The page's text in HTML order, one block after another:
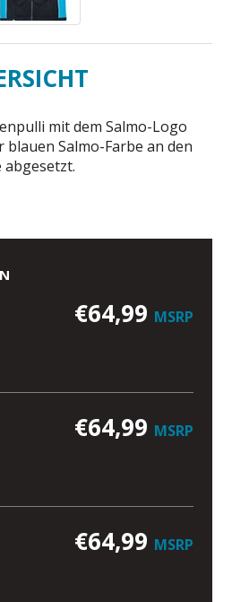
mit dem Salmo-Logo
Salmo-Farbe an den
abgesetzt.
€64,99 MSRP
€64,99 MSRP
€64,99 MSRP